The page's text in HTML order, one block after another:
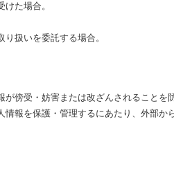
た場合。
扱いを委託する場合。
傍受・妨害または改ざんされること
報を保護・管理するにあたり、外部